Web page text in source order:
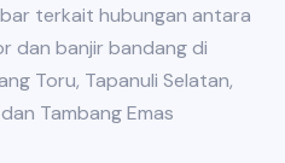
terkait hubungan antara
dan banjir bandang di
Toru, Tapanuli Selatan,
Tambang Emas